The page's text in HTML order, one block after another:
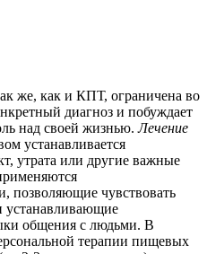
же, как и КПТ, ограничена во
диагноз и побуждает
над своей жизнью.Лечение
устанавливается
утрата или другие важные
позволяющие чувствовать
устанавливающие
общения с людьми. В
терапии пищевых